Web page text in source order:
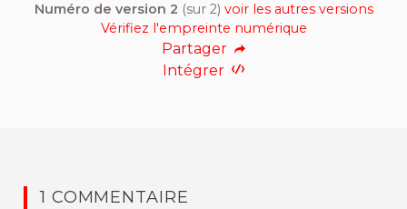
Numéro de version 2 (sur 2) voir les autres versions
Vérifiez l'empreinte numérique
Partager
Intégrer
1 COMMENTAIRE